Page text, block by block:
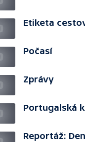
Etiketa
Počasí
Zprávy
Portugalská
Reportáž: